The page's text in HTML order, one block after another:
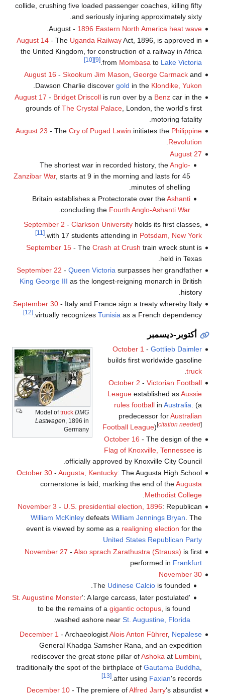
collide, crushing five loaded passenger coaches, killing fifty
and seriously injuring approximately sixty.
August - 1896 Eastern North America heat wave
August 14- The Uganda RailwayAct, 1896, is approved in
the United Kingdom, for construction of a railway in Africa
from Mombasa to Lake Victoria
.
[9]
[10]
August 16 - Skookum Jim Mason George Carmackand
Dawson Charlie discover gold in the Klondike, Yukon
August 17 - Bridget Driscollis run over by a Benzcar in the
grounds of The Crystal Palace, London, the world's first
motoring fatality.
August 23 - The Cry of Pugad Lawin initiates the Philippine
Revolution
.
August 27
The shortest war in recorded history, theAnglo-
Zanzibar War, starts at 9 in the morning and lasts for 45
minutes of shelling.
Britain establishes a Protectorate over theAshanti
concluding the Fourth Anglo-Ashanti War
.
September 2 - Clarkson Universityholds its first classes,
with 17 students attending in Potsdam, New York
.
[11]
September 15- The Crash at Crush train wreck stunt is
held in Texas.
September 22 - Queen Victoria surpasses her grandfather
King George III as the longest-reigning monarch in British
history.
September 30- Italy and France sign a treaty whereby Italy
virtually recognizes Tunisiaas a French dependency.
[12]
أكتوبر-ديسمبر
Model oftruck DMG
Lastwagen, 1896 in
Germany
October 1 - Gottlieb Daimler
builds first worldwide gasoline
truck
October 2 - Victorian Football
Leagueestablished asAussie
rules footballin Australia. (a
predecessor forAustralian
Football League) [citation needed]
October 16 - The design of the
Flag of Knoxville, Tennesseeis
officially approved by Knoxville City Council.
October 30- Augusta, Kentucky: The Augusta High School
cornerstone is laid, marking the end of theAugusta
Methodist College
November 3 - U.S. presidential election, 1896: Republican
William McKinleydefeats William Jennings Bryan. The
event is viewed by some as a realigning election for the
United States Republican Party
November 27 - Also sprach Zarathustra (Strauss) is first
performed in Frankfurt
November 30
The Udinese Calcio is founded.
'
St. Augustine Monster': A large carcass, later postulated
to be the remains of agigantic octopus , is found
washed ashore nearSt. Augustine, Florida
.
December 1 - ArchaeologistAlois Anton Führer, Nepalese
General Khadga Samsher Rana, and an expedition
rediscover the great stone pillar ofAshoka at Lumbini,
traditionally the spot of the birthplace of Gautama Buddha
after using Faxian's records.
[13]
December 10- The premiere ofAlfred Jarry's absurdist